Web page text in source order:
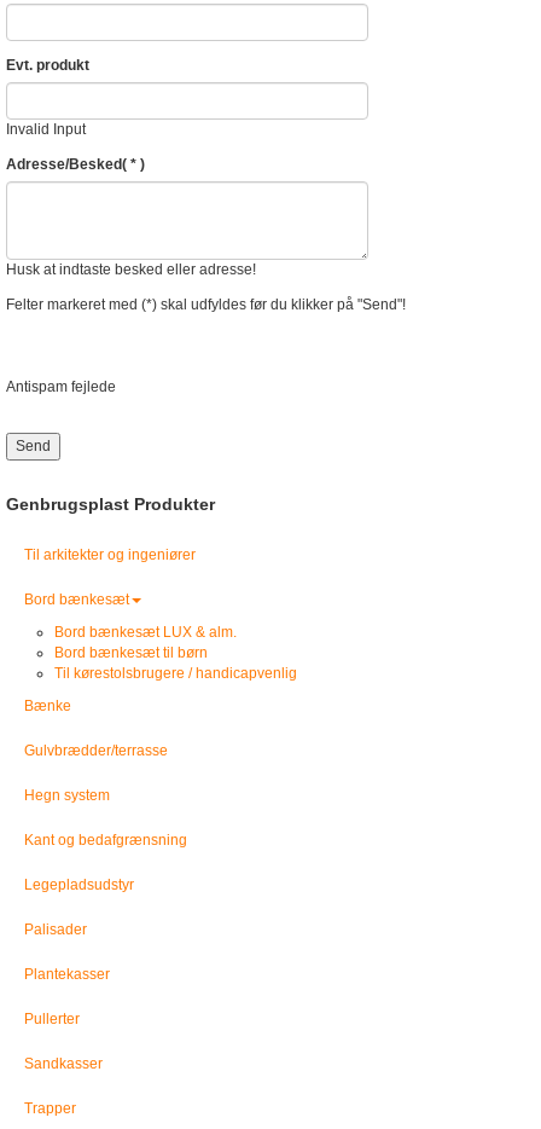
Evt. produkt
Invalid Input
Adresse/Besked( * )
Husk at indtaste besked eller adresse!
Felter markeret med (*) skal udfyldes før du klikker på "Send"!
Antispam fejlede
Send
Genbrugsplast Produkter
Til arkitekter og ingeniører
Bord bænkesæt
Bord bænkesæt LUX & alm.
Bord bænkesæt til børn
Til kørestolsbrugere / handicapvenlig
Bænke
Gulvbrædder/terrasse
Hegn system
Kant og bedafgrænsning
Legepladsudstyr
Palisader
Plantekasser
Pullerter
Sandkasser
Trapper